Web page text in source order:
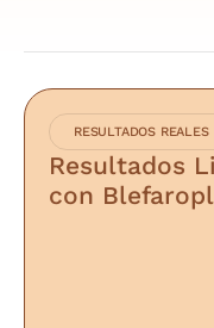
RESULTADOS REALES
Resultados
con